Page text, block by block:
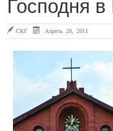
Господня
СКГ Апрель 28, 2011